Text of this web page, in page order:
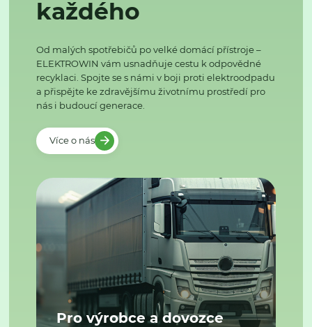
každého
Od malých spotřebičů po velké domácí přístroje –
ELEKTROWIN vám usnadňuje cestu k odpovědné
recyklaci. Spojte se s námi v boji proti elektroodpadu
a přispějte ke zdravějšímu životnímu prostředí pro
nás i budoucí generace.
Více o nás
Pro výrobce a dovozce